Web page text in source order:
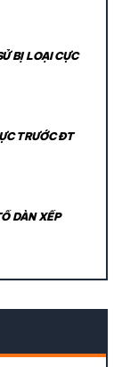
BỊ LOẠI CỰC
TRƯỚC ĐT
DÀN XẾP